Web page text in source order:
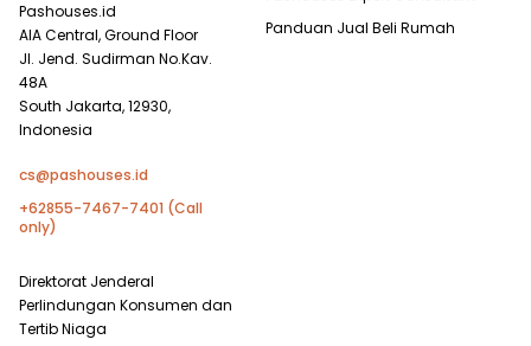
Pashouses.id
AIA Central, Ground Floor
Jl. Jend. Sudirman No.Kav.
48A
South Jakarta, 12930,
Indonesia
cs@pashouses.id
+62855-7467-7401 (Call
only)
Direktorat Jenderal
Perlindungan Konsumen dan
Tertib Niaga
Panduan Jual Beli Rumah